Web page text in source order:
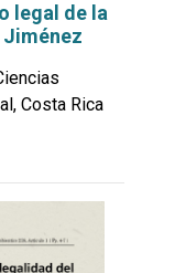
legal de la
Jiménez
Costa Rica